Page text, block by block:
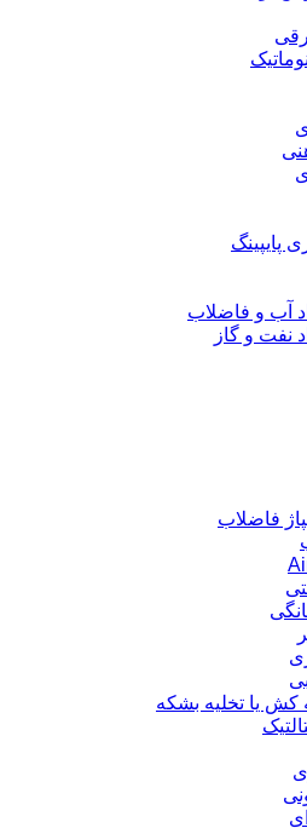
پایپینگ
آب و فاضلاب
نفت و گاز
فاضلاب
یا تخلیه بشکه